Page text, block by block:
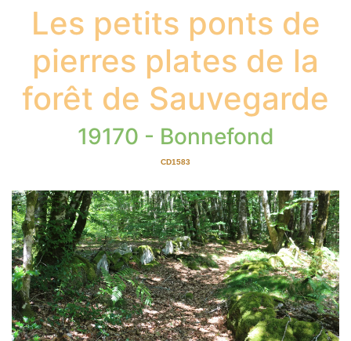
Les petits ponts de
pierres plates de la
forêt de Sauvegarde
19170 - Bonnefond
CD1583